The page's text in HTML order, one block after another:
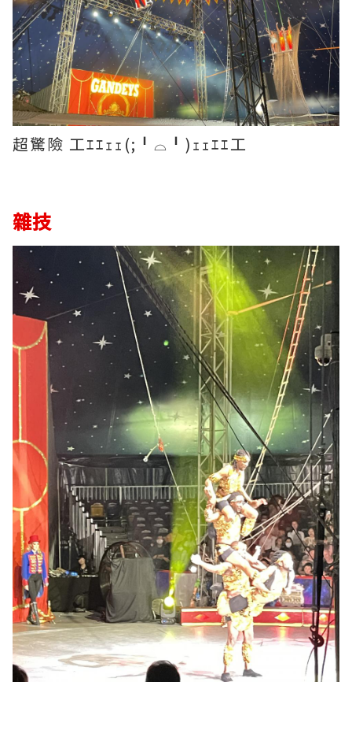
超驚險 工ｴｴｪｪ(;╹⌓╹)ｪｪｴｴ工
雜技